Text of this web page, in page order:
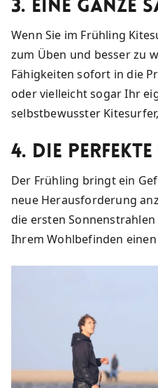
3. Eine ganze
Wenn Sie im Frühling
zum Üben und besser zu
Fähigkeiten sofort in die
oder vielleicht sogar Ihr
selbstbewusster
4. Die perfekte
Der Frühling bringt ein
neue Herausforderung
die ersten
Ihrem Wohlbefinden